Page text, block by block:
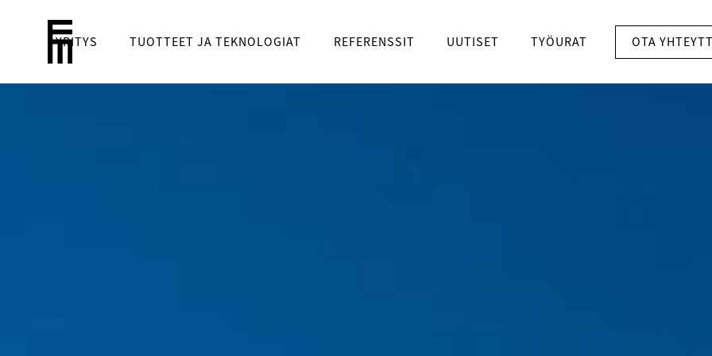
YRITYS TUOTTEET JA TEKNOLOGIAT REFERENSSIT UUTISET TYÖURAT OTA